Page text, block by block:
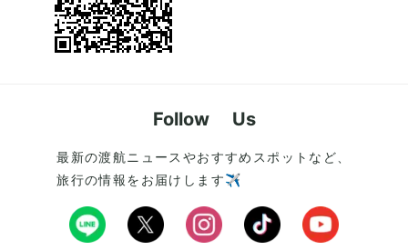
Follow Us
最新の渡航ニュースやおすすめスポットなど、
旅行の情報をお届けします✈️